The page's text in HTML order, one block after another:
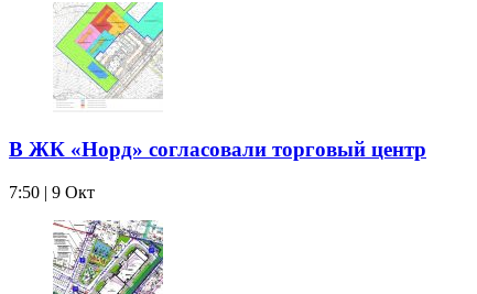
В ЖК «Норд» согласовали торговый центр
7:50 | 9 Окт